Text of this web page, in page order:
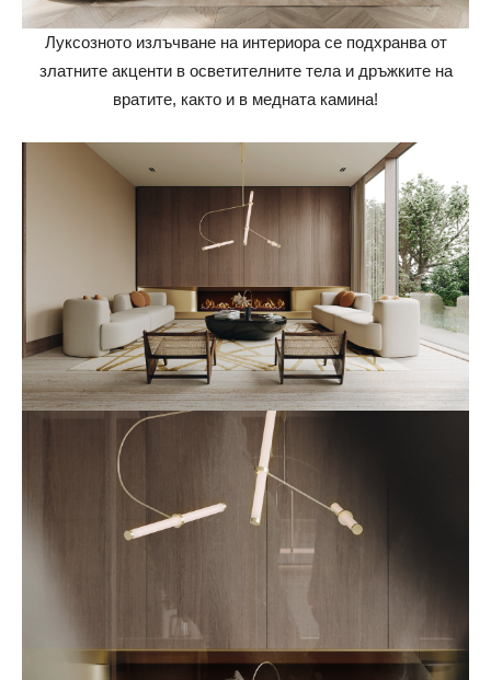
Луксозното излъчване на интериора се подхранва от
златните акценти в осветителните тела и дръжките на
вратите, както и в медната камина!